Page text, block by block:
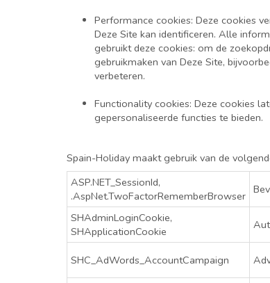
Performance cookies: Deze cookies
Deze Site kan identificeren. Alle
gebruikt deze cookies: om de
gebruikmaken van Deze Site,
verbeteren.
Functionality cookies: Deze cookies
gepersonaliseerde functies te bieden.
Spain-Holiday maakt gebruik van de
ASP.NET_SessionId,
.AspNet.TwoFactorRememberBrowser
SHAdminLoginCookie,
SHApplicationCookie
SHC_AdWords_AccountCampaign